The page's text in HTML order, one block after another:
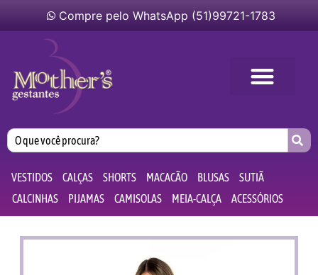
Compre pelo WhatsApp (51)99721-1783
VESTIDOS CALÇAS SHORTS MACACÃO BLUSAS
SUTIÃ
CALCINHAS
PIJAMAS CAMISOLAS MEIA-CALÇA ACESSÓRIOS